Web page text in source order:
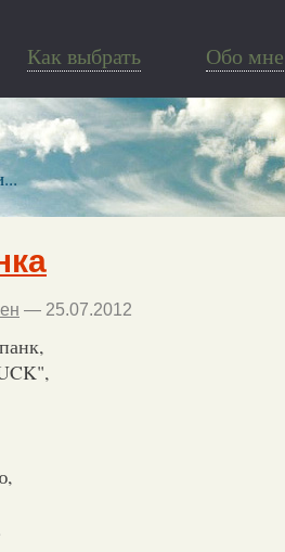
Как выбрать Обо мне
— 25.07.2012